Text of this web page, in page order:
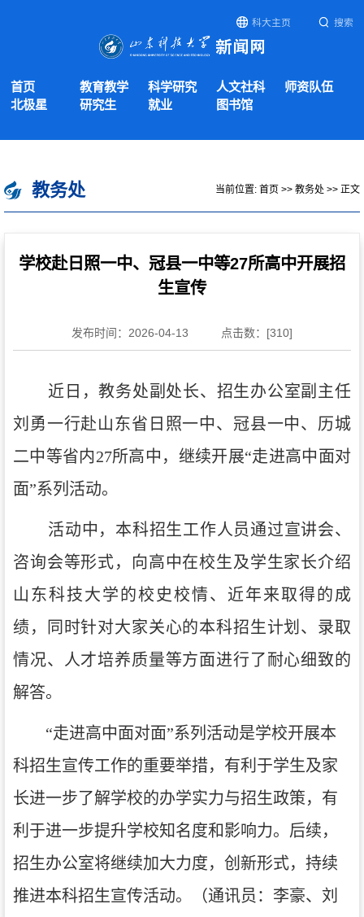
科大主页 搜索
首页 教育教学 科学研究 人文社科
师资队伍
北极星
研究生 就业 图书馆
教务处 当前位置: 首页 >> 教务处 >> 正文
学校赴日照一中、冠县一中等27所高中开展招
生宣传
发布时间：2026-04-13 点击数：[310]
近日，教务处副处长、招生办公室副主任
刘勇一行赴山东省 日照一中、冠县一中、历城
二中等省内27所高中 ， 继续开展“走进高中面对
面”系列活动。
活动中， 本科招生工作人员通过宣讲会、
咨询会等形式，向高中在校生及学生家长介绍
山东科技大学的校史校情、近年来取得的成
绩， 同时针对大家关心的本科招生计划、录取
情况、
人才培养质量等方面进行了耐心细致的
解答。
“走进高中面对面”系列活动是学校开展本
科招生宣传工作的重要举措， 有利于学生及家
长进一步了解学校的办学实力与招生政策， 有
利于进一步提升学校知名度和影响力。 后续，
招生办公室将继续加大力度，创新形式，持续
推进本科招生宣传活动。（通讯员：李豪、刘